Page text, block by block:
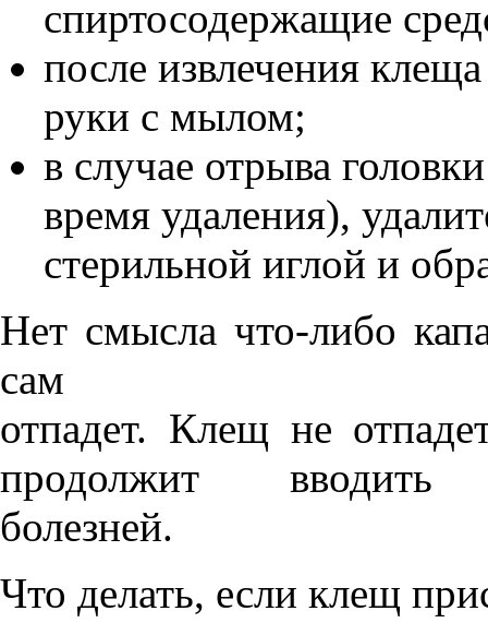
спиртосодержащие
после извлечения
руки с мылом;
в случае отрыва
время удаления),
стерильной иглой и
Нет смысла что-либо
сам
отпадет. Клещ не
продолжит
болезней.
Что делать, если клещ